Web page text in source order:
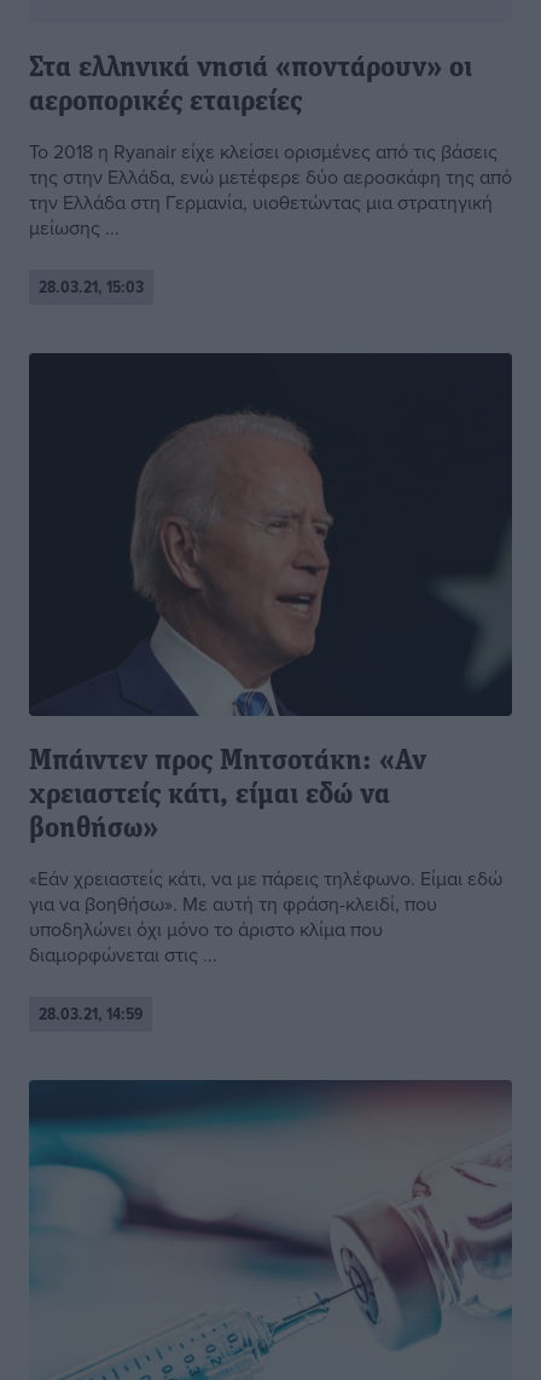
Στα ελληνικά νησιά «ποντάρουν» οι
αεροπορικές εταιρείες
Το 2018 η Ryanair είχε κλείσει ορισμένες από τις βάσεις
της στην Ελλάδα, ενώ μετέφερε δύο αεροσκάφη της από
την Ελλάδα στη Γερμανία, υιοθετώντας μια στρατηγική
μείωσης ...
28.03.21, 15:03
Μπάιντεν προς Μητσοτάκη: «Αν
χρειαστείς κάτι, είμαι εδώ να
βοηθήσω»
«Εάν χρειαστείς κάτι, να με πάρεις τηλέφωνο. Είμαι εδώ
για να βοηθήσω». Με αυτή τη φράση-κλειδί, που
υποδηλώνει όχι μόνο το άριστο κλίμα που
διαμορφώνεται στις ...
28.03.21, 14:59